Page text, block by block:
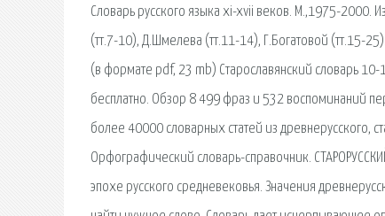
Словарь русского языка xi-xvii веков. М.,1975-2000.
(тт.7-10), Д.Шмелева (тт.11-14), Г.Богатовой (тт.15-
(в формате pdf, 23 mb) Старославянский словарь
бесплатно. Обзор 8 499 фраз и 532 воспоминаний
более 40000 словарных статей из древнерусского,
Орфографический словарь-справочник.
эпохе русского средневековья. Значения